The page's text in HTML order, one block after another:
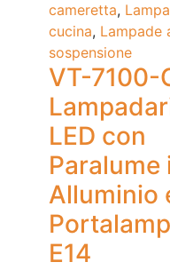
cameretta,
cucina, Lampade
sospensione
VT-7100-
LED con
Paralume
Alluminio
E14